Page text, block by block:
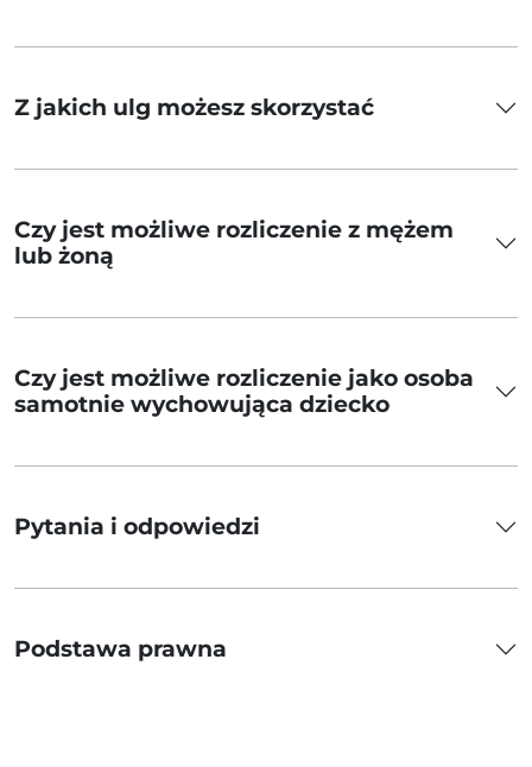
Z jakich ulg możesz skorzystać
Czy jest możliwe rozliczenie z mężem
lub żoną
Czy jest możliwe rozliczenie jako osoba
samotnie wychowująca dziecko
Pytania i odpowiedzi
Podstawa prawna